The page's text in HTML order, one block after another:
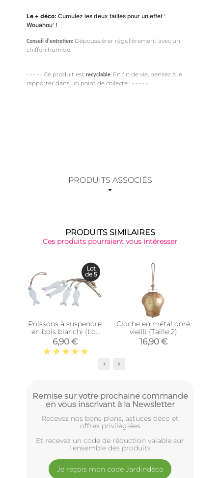
Le + déco: Cumulez les deux tailles pour un effet '
Wouahou' !
Conseil d'entretien: Dépoussiérer régulièrement avec un
chiffon humide.
- - - - - Ce produit est recyclable. En fin de vie, pensez à le
rapporter dans un point de collecte ! - - - - -
PRODUITS ASSOCIÉS
PRODUITS SIMILAIRES
Ces produits pourraient vous intéresser
Poissons à suspendre
en bois blanchi (Lot
de 5)
6,90 €
Lot
de 5
Cloche en métal doré
vieilli (Taille 2)
16,90 €
Remise sur votre prochaine commande
en vous inscrivant à la Newsletter
Recevez nos bons plans, astuces déco et
offres privilègiées
Et recevez un code de réduction valable sur
l'ensemble des produits
Je reçois mon code Jardindéco